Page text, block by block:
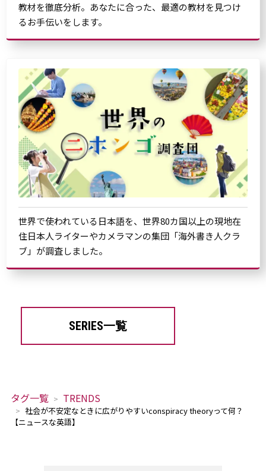
教材を徹底分析。あなたに合った、最適の教材を見つけ
るお手伝いをします。
世界で使われている日本語を、世界80カ国以上の現地在
住日本人ライターやカメラマンの集団「海外書き人クラ
ブ」が調査しました。
SERIES一覧
タグ一覧 TRENDS
社会が不安定なときに広がりやすいconspiracy theoryって何？
【ニュースな英語】